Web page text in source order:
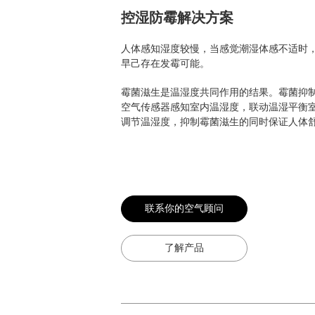
控湿防霉解决方案
人体感知湿度较慢，当感觉潮湿体感不适时
早己存在发霉可能。
霉菌滋生是温湿度共同作用的结果。霉菌抑
空气传感器感知室内温湿度，联动温湿平衡
调节温湿度，抑制霉菌滋生的同时保证人体
联系你的空气顾问
了解产品